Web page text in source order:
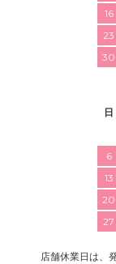
16
23
30
日
6
13
20
27
店舗休業日は、